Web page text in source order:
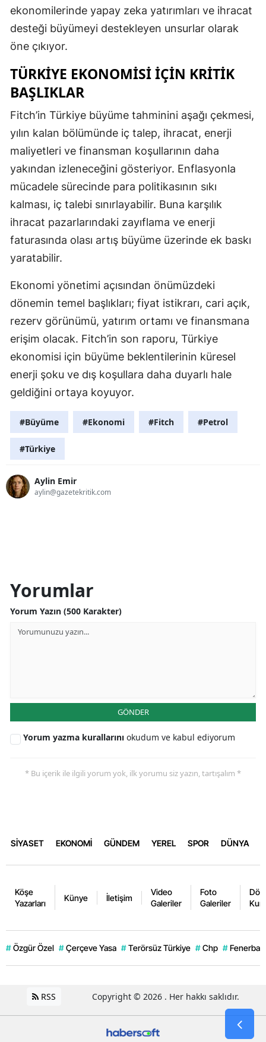
ekonomilerinde yapay zeka yatırımları ve ihracat
desteği büyümeyi destekleyen unsurlar olarak
öne çıkıyor.
TÜRKIYE EKONOMISI IÇIN KRITIK
BAŞLIKLAR
Fitch’in Türkiye büyüme tahminini aşağı çekmesi,
yılın kalan bölümünde iç talep, ihracat, enerji
maliyetleri ve finansman koşullarının daha
yakından izleneceğini gösteriyor. Enflasyonla
mücadele sürecinde para politikasının sıkı
kalması, iç talebi sınırlayabilir. Buna karşılık
ihracat pazarlarındaki zayıflama ve enerji
faturasında olası artış büyüme üzerinde ek baskı
yaratabilir.
Ekonomi yönetimi açısından önümüzdeki
dönemin temel başlıkları; fiyat istikrarı, cari açık,
rezerv görünümü, yatırım ortamı ve finansmana
erişim olacak. Fitch’in son raporu, Türkiye
ekonomisi için büyüme beklentilerinin küresel
enerji şoku ve dış koşullara daha duyarlı hale
geldiğini ortaya koyuyor.
#Büyüme #Ekonomi #Fitch #Petrol
#Türkiye
Aylin Emir
aylin@gazetekritik.com
Yorumlar
Yorum Yazın (500 Karakter)
GÖNDER
Yorum yazma kurallarını okudum ve kabul ediyorum
* Bu içerik ile ilgili yorum yok, ilk yorumu siz yazın, tartışalım *
SİYASET EKONOMİ GÜNDEM YEREL SPOR DÜNYA
Köşe
Yazarları
Künye İletişim
Video
Galeriler
Foto
Galeriler
# Özgür Özel # Çerçeve Yasa # Terörsüz Türkiye # Chp #
RSS Copyright © 2026 . Her hakkı saklıdır.